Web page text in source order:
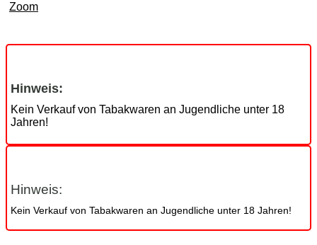
Zoom
Hinweis:
Kein Verkauf von Tabakwaren an Jugendliche unter 18
Jahren!
Hinweis:
Kein Verkauf von Tabakwaren an Jugendliche unter 18 Jahren!